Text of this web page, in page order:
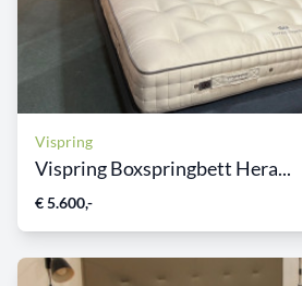
Vispring
Vispring Boxspringbett Hera...
€ 5.600,-